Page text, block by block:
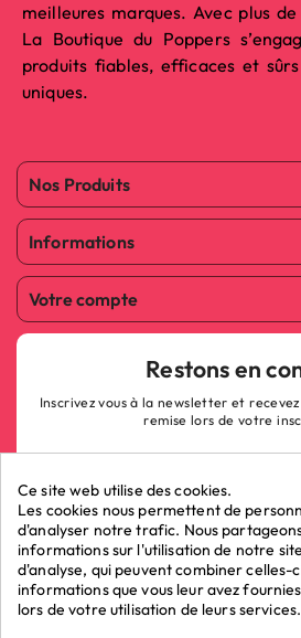
meilleures marques. Avec plus
La Boutique du Poppers
produits fiables, efficaces et
uniques.
Nos Produits
Informations
Votre compte
Restons en
Inscrivez vous à la newsletter et
remise lors de votre
ok
Ce site web utilise des cookies.
Les cookies nous permettent de
d'analyser notre trafic. Nous
informations sur l'utilisation de notre
d'analyse, qui peuvent combiner celles-
informations que vous leur avez
lors de votre utilisation de leurs services.